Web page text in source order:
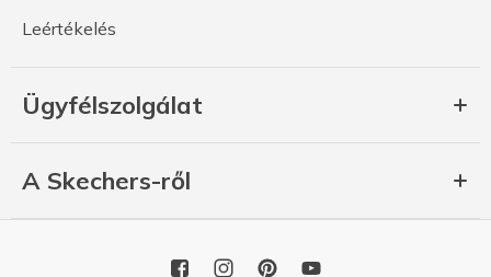
Leértékelés
Ügyfélszolgálat
A Skechers-ről